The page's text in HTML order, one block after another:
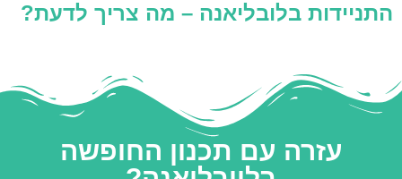
התניידות בלובליאנה – מה צריך לדעת?
עזרה עם תכנון החופשה